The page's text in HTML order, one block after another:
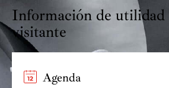
Información de utilidad
visitante
Agenda